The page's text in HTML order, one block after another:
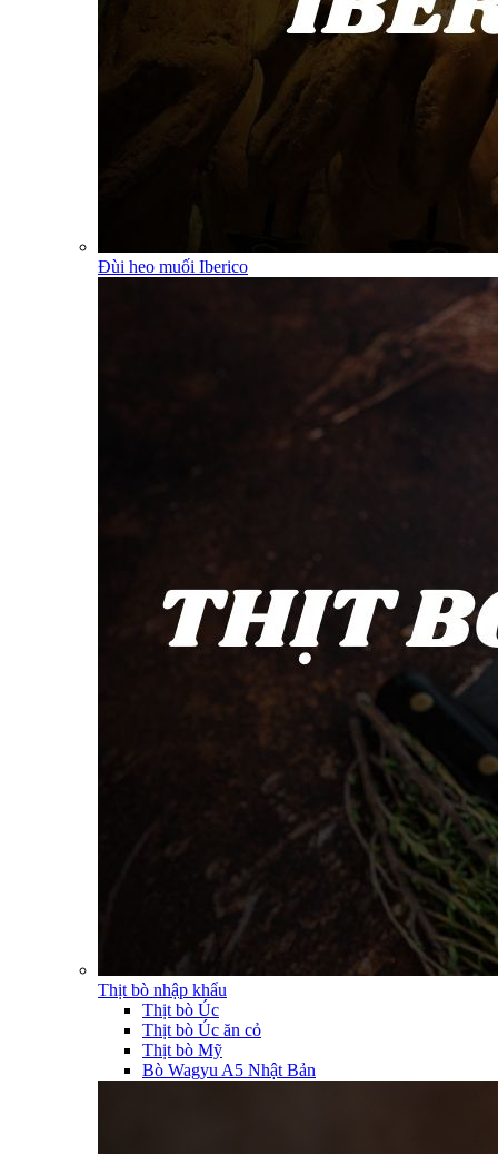
Đùi heo muối Iberico
Thịt bò nhập khẩu
Thịt bò Úc
Thịt bò Úc ăn cỏ
Thịt bò Mỹ
Bò Wagyu A5 Nhật Bản